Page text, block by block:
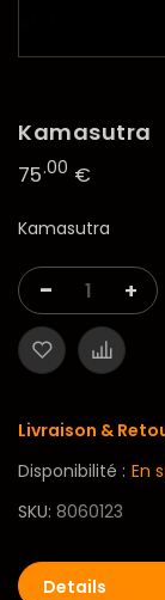
Kamasutra
75.00 €
Kamasutra
- +
Livraison &
Disponibilité : En
SKU 8060123
Details